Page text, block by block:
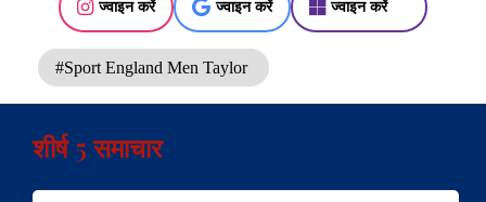
ज्वाइन करें ज्वाइन करें ज्वाइन करें
#Sport England Men Taylor
शीर्ष 5 समाचार